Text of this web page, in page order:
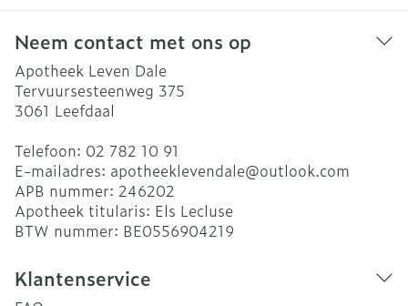
Neem contact met ons op
Apotheek Leven Dale
Tervuursesteenweg 375
3061 Leefdaal
Telefoon: 02 782 10 91
E-mailadres: apotheeklevendale@outlook.com
APB nummer: 246202
Apotheek titularis: Els Lecluse
BTW nummer: BE0556904219
Klantenservice